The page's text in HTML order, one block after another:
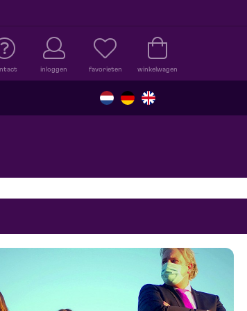
inloggen favorieten winkelwagen